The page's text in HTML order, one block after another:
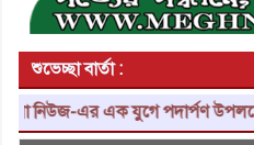
শুভেচ্ছা বার্তা :
নিউজ-এর এক যুগে পদার্পণ উপলক্ষ্যে